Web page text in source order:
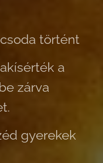
történt
a
zárva
gyerekek